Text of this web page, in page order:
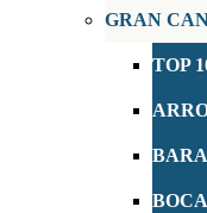
GRAN
TOP